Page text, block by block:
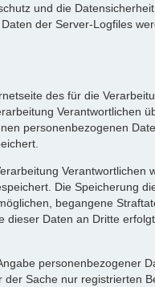
und die
der Server-Logfiles
des für die
Verantwortlichen
personenbezogenen
Die Speicherung
begangene
Daten an Dritte
personenbezogener
Sache nur registrierten